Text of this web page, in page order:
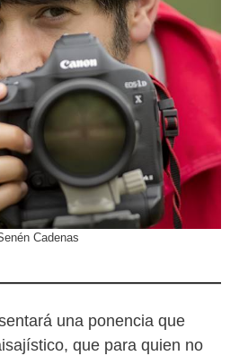
Cadenas
una ponencia que
que para quien no